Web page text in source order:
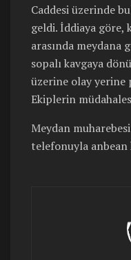
Caddesi üzerinde
geldi. İddiaya göre,
arasında meydana
sopalı kavgaya
üzerine olay yerine
Ekiplerin
Meydan
telefonuyla anbean